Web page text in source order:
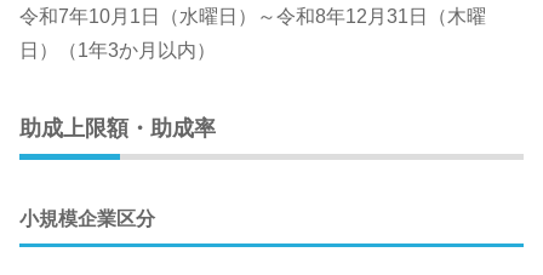
令和7年10月1日（水曜日）～令和8年12月31日（木曜
日）（1年3か月以内）
助成上限額・助成率
小規模企業区分